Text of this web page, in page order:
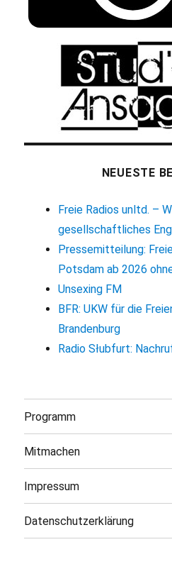
NEUESTE
Freie Radios unltd. –
gesellschaftliches
Pressemitteilung:
Potsdam ab 2026
Unsexing FM
BFR: UKW für die
Brandenburg
Radio Słubfurt:
Programm
Mitmachen
Impressum
Datenschutzerklärung